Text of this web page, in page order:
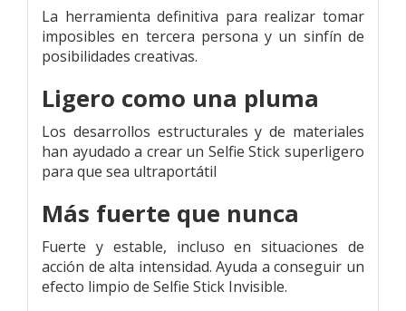
La herramienta definitiva para realizar tomar
imposibles en tercera persona y un sinfín de
posibilidades creativas.
Ligero como una pluma
Los desarrollos estructurales y de materiales
han ayudado a crear un Selfie Stick superligero
para que sea ultraportátil
Más fuerte que nunca
Fuerte y estable, incluso en situaciones de
acción de alta intensidad. Ayuda a conseguir un
efecto limpio de Selfie Stick Invisible.